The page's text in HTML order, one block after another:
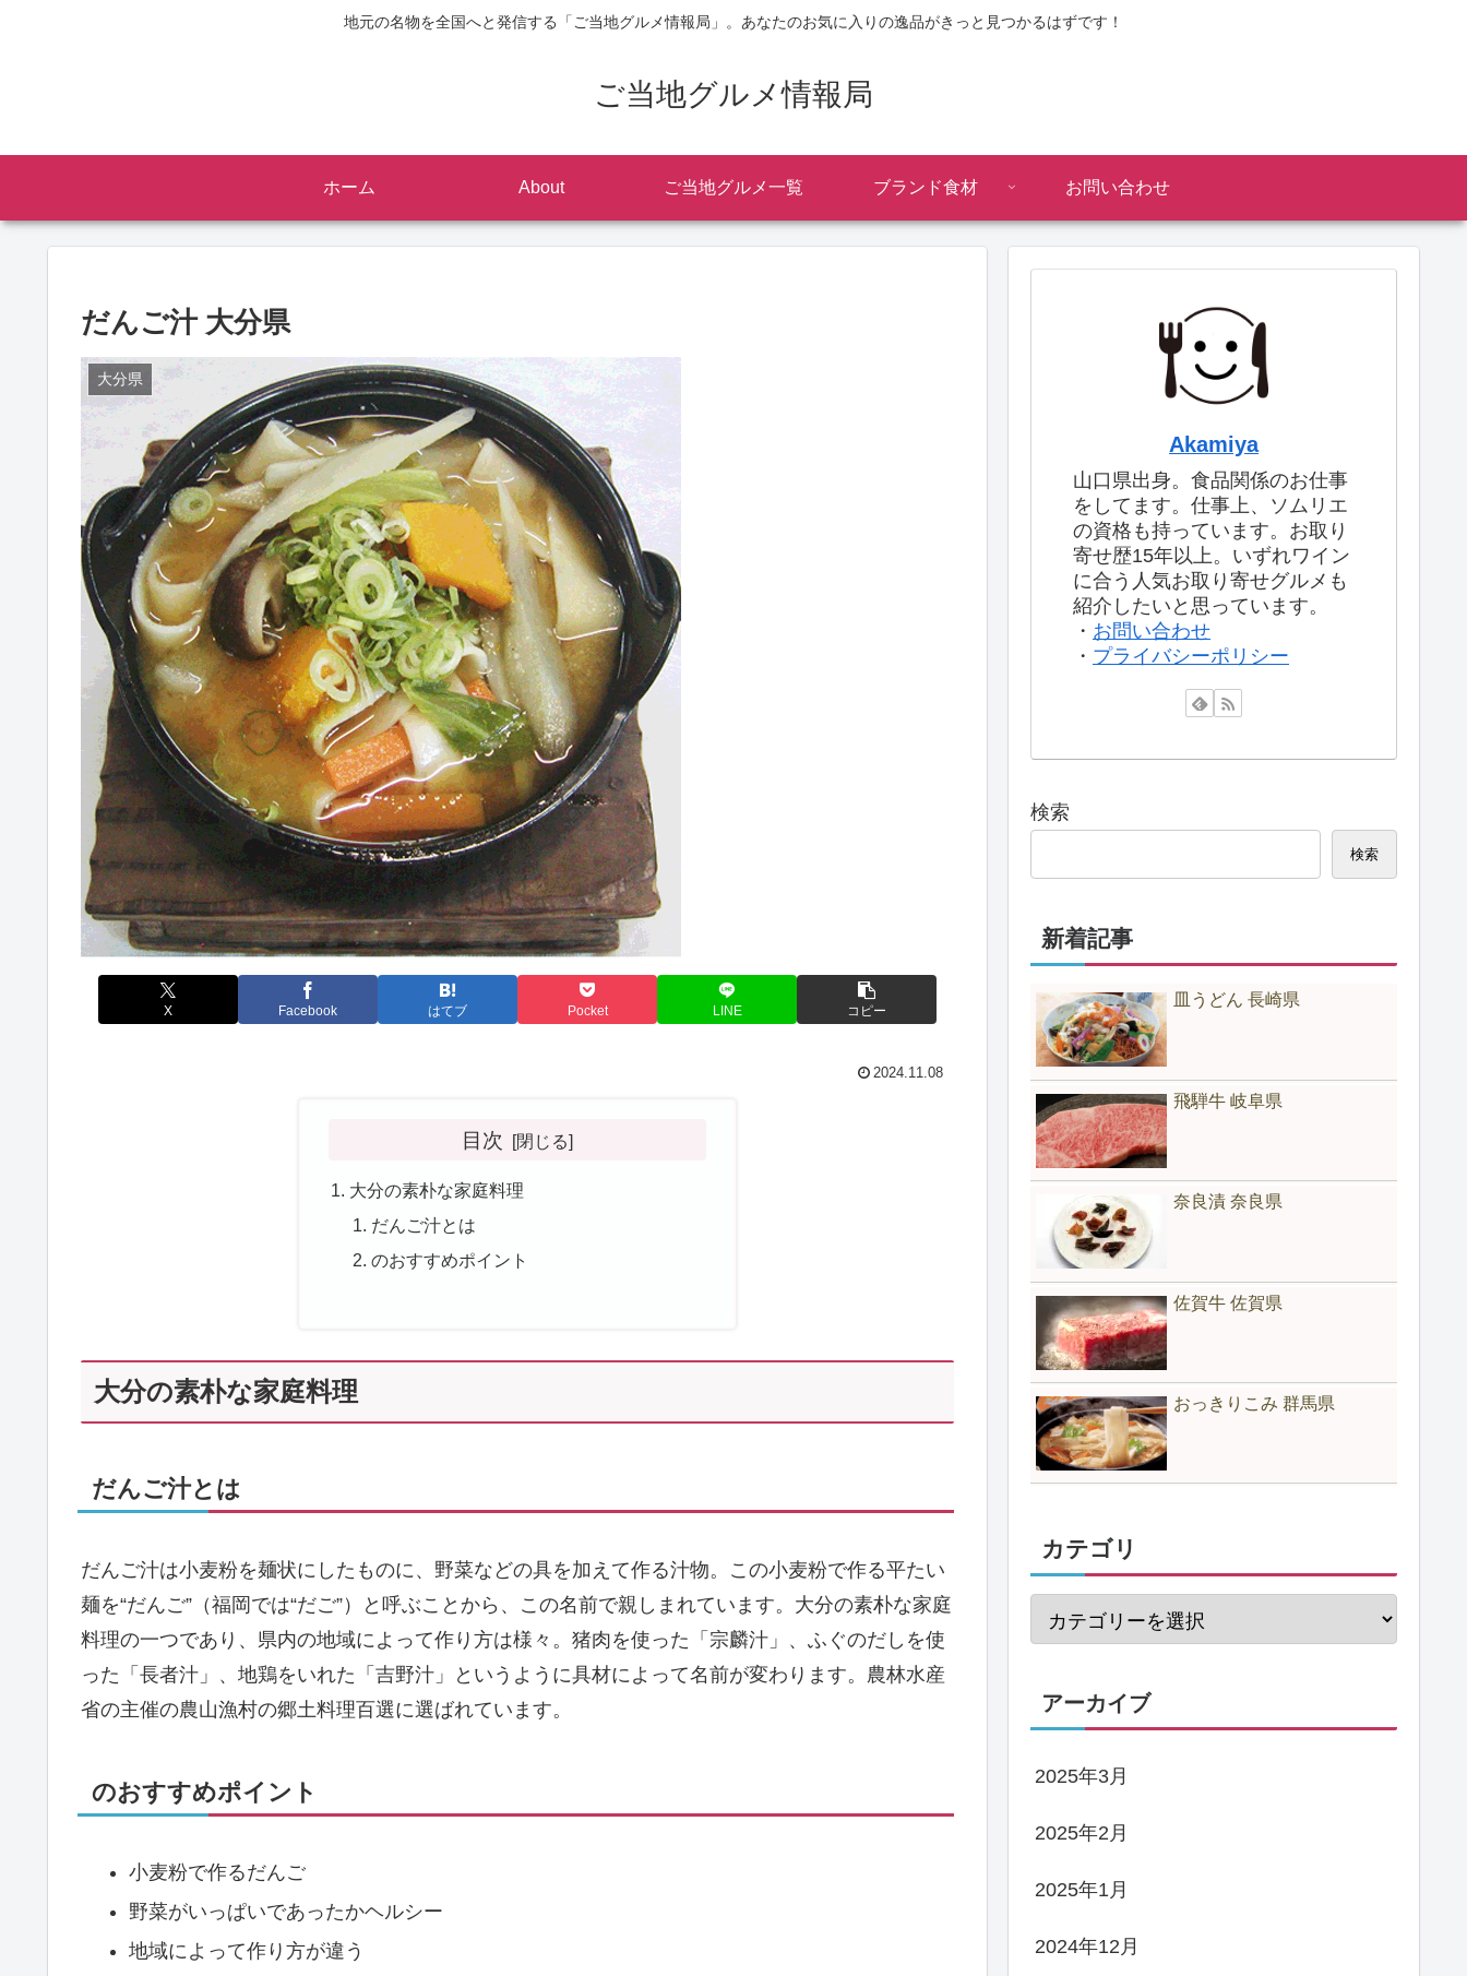
地元の名物を全国へと発信する「ご当地グルメ情報局」。あなたのお気に入りの逸品がきっと見つかるはずです！
ご当地グルメ情報局
ホーム About ご当地グルメ一覧 ブランド食材 お問い合わせ
だんご汁 大分県
大分県
X Facebook はてブ Pocket LINE コピー
2024.11.08
目次
大分の素朴な家庭料理
だんご汁とは
のおすすめポイント
大分の素朴な家庭料理
だんご汁とは
だんご汁は小麦粉を麺状にしたものに、野菜などの具を加えて作る汁物。この小麦粉で作る平たい
麺を“だんご”（福岡では“だご”）と呼ぶことから、この名前で親しまれています。大分の素朴な家庭
料理の一つであり、県内の地域によって作り方は様々。猪肉を使った「宗麟汁」、ふぐのだしを使
った「長者汁」、地鶏をいれた「吉野汁」というように具材によって名前が変わります。農林水産
省の主催の農山漁村の郷土料理百選に選ばれています。
のおすすめポイント
小麦粉で作るだんご
野菜がいっぱいであったかヘルシー
地域によって作り方が違う
Akamiya
山口県出身。食品関係のお仕事
をしてます。仕事上、ソムリエ
の資格も持っています。お取り
寄せ歴15年以上。いずれワイン
に合う人気お取り寄せグルメも
紹介したいと思っています。
・ お問い合わせ
・ プライバシーポリシー
検索
検索
新着記事
皿うどん 長崎県
飛騨牛 岐阜県
奈良漬 奈良県
佐賀牛 佐賀県
おっきりこみ 群馬県
カテゴリ
アーカイブ
2025年3月
2025年2月
2025年1月
2024年12月